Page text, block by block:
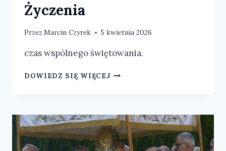
Życzenia
Przez Marcin Czyrek 5 kwietnia 2026
czas wspólnego świętowania.
DOWIEDZ SIĘ WIĘCEJŻYCZENIA